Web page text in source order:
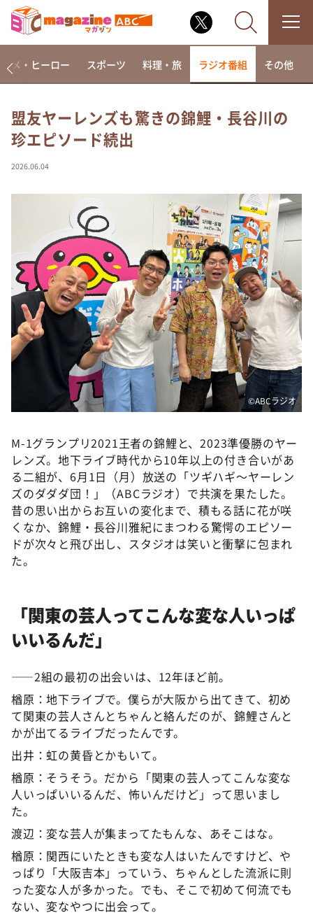
なるみ・岡村の過ぎるTV
相席食堂
～人生密着トークバラエティ！～ やすとものいたっ
て真剣です
探偵！ナイトスクープ
news おかえり
河合＆A.B.C-Z塚田×福井アナ「なんでやねん！？」
（news おかえり）
DAIGOも台所 ～きょうの献立 何にする？～
本日はダイアンなり！シーズン２
朝だ！生です旅サラダ
教えて！ニュースライブ 正義のミカタ
ＬＩＦＥ～夢のカタチ～
新婚さんいらっしゃい！
ポツンと一軒家
ザキ山小屋本館
ぺこぱのまるスポ
アナ回覧板
メ・ヒーロー スポーツ 料理・旅 ラジオ番組 その他
盟友ヤーレンズも驚きの錦鯉・長谷川の
珍エピソード続出
2026.06.04
©️ABCラジオ
M-1グランプリ2021王者の錦鯉と、2023準優勝のヤー
レンズ。地下ライブ時代から10年以上の付き合いがあ
る二組が、6月1日（月）放送の「ツギハギ～ヤーレン
ズのダダダ団！」（ABCラジオ）で共演を果たした。
昔の思い出からお互いの変化まで、積もる話に花が咲
くなか、錦鯉・長谷川雅紀にまつわる驚愕のエピソー
ドが次々と飛び出し、スタジオは笑いと衝撃に包まれ
た。
「関東の芸人ってこんな変な人いっぱ
いいるんだ」
――2組の最初の出会いは、12年ほど前。
楢原：地下ライブで。僕らが大阪から出てきて、初め
て関東の芸人さんとちゃんと絡んだのが、錦鯉さんと
かが出てるライブだったんです。
出井：虹の黄昏とかもいて。
楢原：そうそう。だから「関東の芸人ってこんな変な
人いっぱいいるんだ、怖いんだけど」って思いまし
た。
渡辺：変な芸人が集まってたもんな、あそこはな。
楢原：関西にいたときも変な人はいたんですけど、や
っぱり「大阪吉本」っていう、ちゃんとした流派に則
った変な人が多かった。でも、そこで初めて何流でも
ない、変なやつに出会って。